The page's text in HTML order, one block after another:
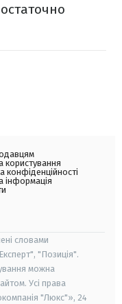
користування
конфіденційності
інформація
словами
"Позиція".
можна
Усі права
"Люкс"», 24